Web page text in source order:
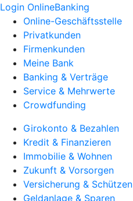
Login OnlineBanking
Online-Geschäftsstelle
Privatkunden
Firmenkunden
Meine Bank
Banking & Verträge
Service & Mehrwerte
Crowdfunding
Girokonto & Bezahlen
Kredit & Finanzieren
Immobilie & Wohnen
Zukunft & Vorsorgen
Versicherung & Schützen
Geldanlage & Sparen